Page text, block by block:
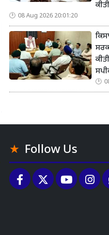
08 Aug 2026 20:01:20
Follow Us